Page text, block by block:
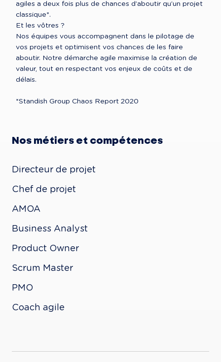
agiles a deux fois plus de chances d’aboutir qu’un projet
classique*.
Et les vôtres ?
Nos équipes vous accompagnent dans le pilotage de
vos projets et optimisent vos chances de les faire
aboutir. Notre démarche agile maximise la création de
valeur, tout en respectant vos enjeux de coûts et de
délais.
*Standish Group Chaos Report 2020
Nos métiers et compétences
Directeur de projet
Chef de projet
AMOA
Business Analyst
Product Owner
Scrum Master
PMO
Coach agile